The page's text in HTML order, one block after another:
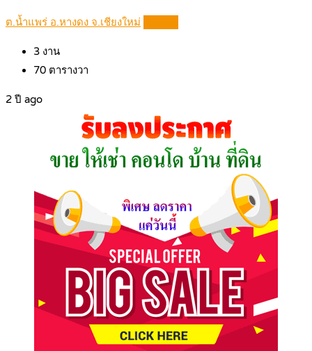
ต.น้ำแพร่ อ.หางดง จ.เชียงใหม่
3 งาน
70 ตารางวา
2 ปี ago